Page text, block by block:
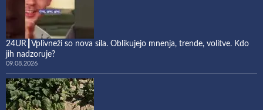
24UR┃Vplivneži so nova sila. Oblikujejo mnenja, trende, volitve. Kdo
jih nadzoruje?
09.08.2026